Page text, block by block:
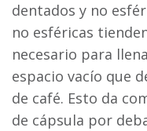
dentados y no
no esféricas
necesario para
espacio vacío que
de café. Esto da
de cápsula por